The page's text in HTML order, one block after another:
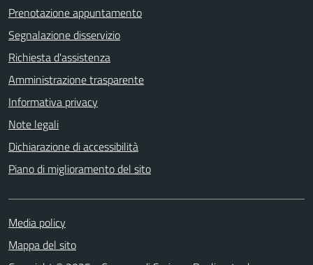
Prenotazione appuntamento
Segnalazione disservizio
Richiesta d'assistenza
Amministrazione trasparente
Informativa privacy
Note legali
Dichiarazione di accessibilità
Piano di miglioramento del sito
Media policy
Mappa del sito